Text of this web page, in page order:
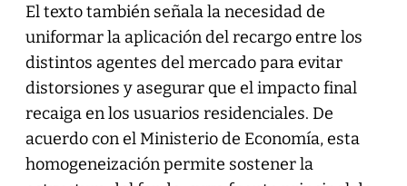
El texto también señala la necesidad de
uniformar la aplicación del recargo entre los
distintos agentes del mercado para evitar
distorsiones y asegurar que el impacto final
recaiga en los usuarios residenciales. De
acuerdo con el Ministerio de Economía, esta
homogeneización permite sostener la